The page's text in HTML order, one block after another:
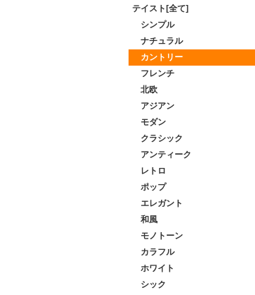
テイスト[全て]
シンプル
ナチュラル
カントリー
フレンチ
北欧
アジアン
モダン
クラシック
アンティーク
レトロ
ポップ
エレガント
和風
モノトーン
カラフル
ホワイト
シック